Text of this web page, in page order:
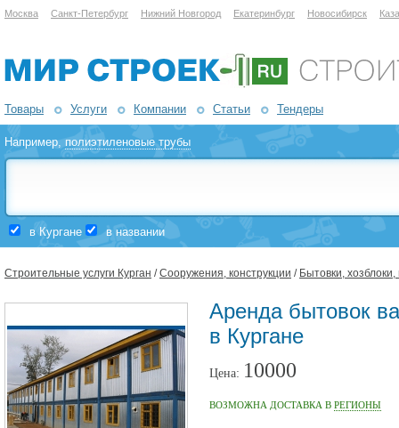
Москва Санкт-Петербург Нижний Новгород Екатеринбург Новосибирск
Товары Услуги Компании Статьи Тендеры
Например,полиэтиленовые трубы
в Кургане в названии
Строительные услуги Курган /Сооружения, конструкции / Бытовки, хозблоки,
Аренда бытовок
в Кургане
Цена: 10000
ВОЗМОЖНА ДОСТАВКА В РЕГИОНЫ